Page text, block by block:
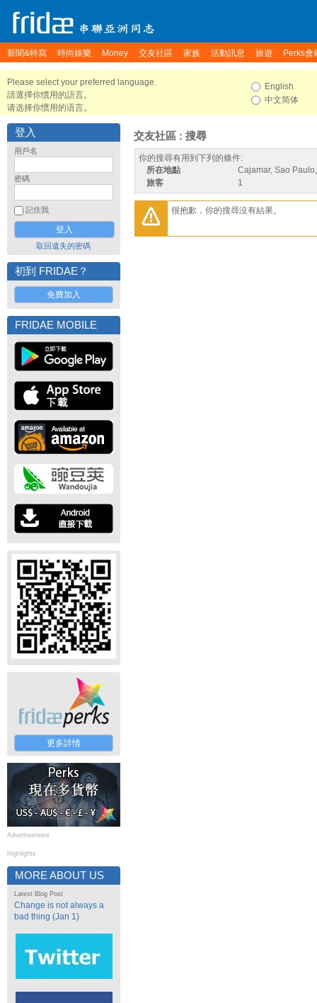
新聞&特寫 時尚娛樂 Money 交友社區 家族 活動訊息 旅遊 Perks會
Please select your preferred language.
請選擇你慣用的語言。
请选择你惯用的语言。
English
中文简体
登入
用戶名
密碼
記住我
取回遺失的密碼
初到 FRIDAE？
免費加入
FRIDAE MOBILE
更多詳情
Advertisement
Highlights
MORE ABOUT US
Latest Blog Post
Change is not always a
bad thing (Jan 1)
交友社區 : 搜尋
你的搜尋有用到下列的條件:
所在地點
Cajamar, Sao
旅客
1
很抱歉，你的搜尋沒有結果。